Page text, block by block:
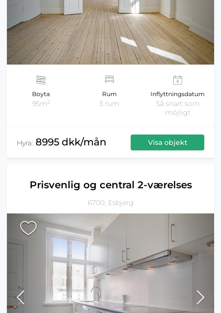
Boyta
95m2
Rum
3 rum
Inflyttningsdatum
Så snart som
möjligt
Hyra: 8995 dkk/mån Visa objekt
Prisvenlig og central 2-værelses
6700, Esbjerg